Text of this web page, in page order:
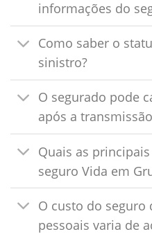
informações do
Como saber o
sinistro?
O segurado pode
após a
Quais as
seguro Vida em
O custo do seguro
pessoais varia de